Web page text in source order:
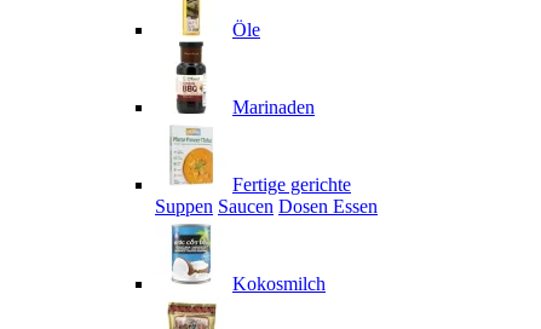
Öle
Marinaden
Fertige gerichte
Suppen Saucen Dosen Essen
Kokosmilch